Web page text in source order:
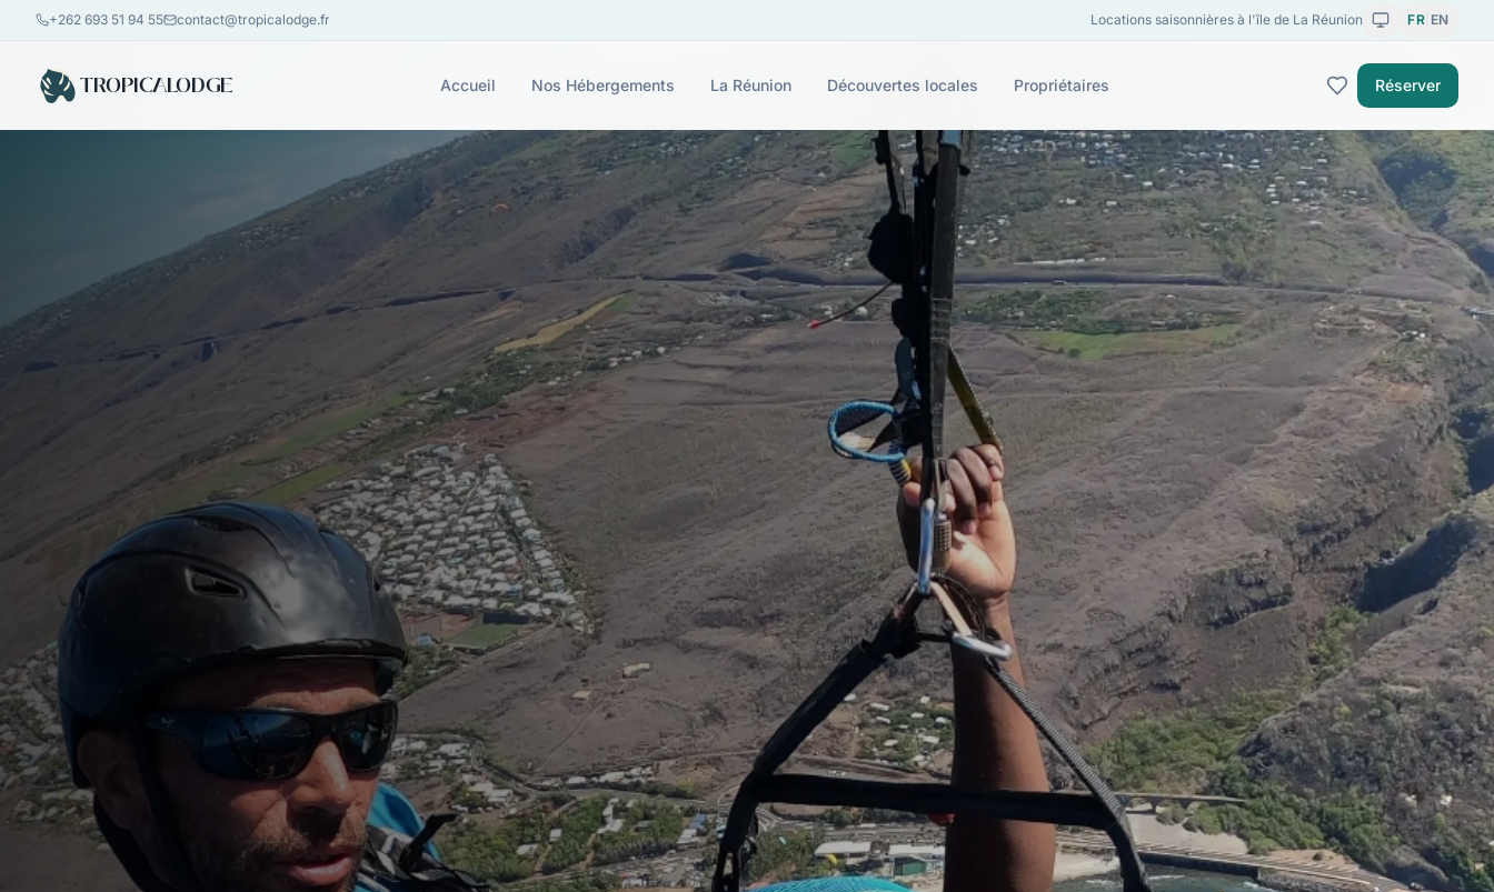
+262 693 51 94 55 contact@tropicalodge.fr Locations saisonnières à l'île de La Réunion Toggle theme
FR EN
TROPICALODGE Accueil Nos Hébergements La Réunion Découvertes locales Propriétaires Réserver